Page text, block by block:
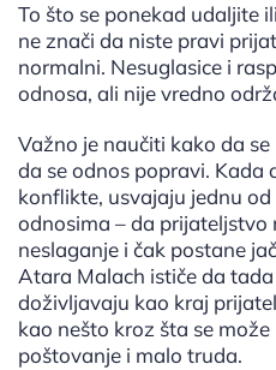
To što se ponekad udaljite
ne znači da niste pravi
normalni. Nesuglasice i
odnosa, ali nije vredno
Važno je naučiti kako da
da se odnos popravi. Kada
konflikte, usvajaju jednu
odnosima – da prijateljstvo
neslaganje i čak postane
Atara Malach ističe da
doživljavaju kao kraj
kao nešto kroz šta se
poštovanje i malo truda.